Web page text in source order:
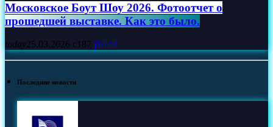
Московское Боут Шоу 2026. Фотоотчет о
прошедшей выставке. Как это было.
today25.03.2026 187 14 3
Последние новости